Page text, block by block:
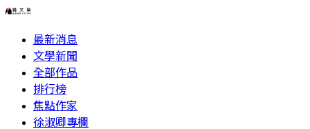
最新消息
文學新聞
全部作品
排行榜
焦點作家
徐淑卿專欄